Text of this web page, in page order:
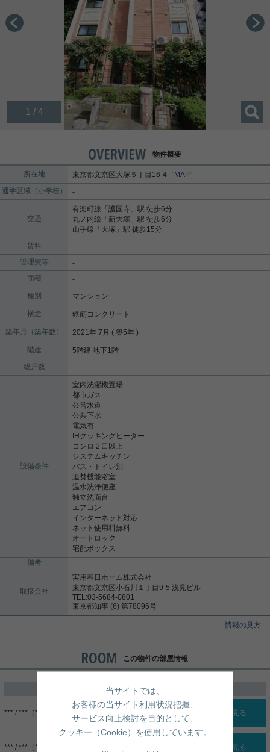
1 / 4
物件概要
所在地 東京都文京区大塚 ５丁目16-4 ［MAP］
通学区域（小学校）
-
交通
有楽町線 「護国寺 」駅 徒歩6分
丸ノ内線 「新大塚 」駅 徒歩6分
山手線 「大塚 」駅 徒歩15分
賃料
-
管理費等
-
面積
-
種別
マンション
構造 鉄筋コンクリート
築年月（築年数） 2021年 7月 ( 築5年 )
階建
5階建 地下1階
総戸数
-
設備条件
室内洗濯機置場
都市ガス
公営水道
公共下水
電気有
IHクッキングヒーター
コンロ２口以上
システムキッチン
バス・トイレ別
追焚機能浴室
温水洗浄便座
独立洗面台
エアコン
インターネット対応
ネット使用料無料
オートロック
宅配ボックス
備考
取扱会社
実用春日ホーム株式会社
東京都文京区小石川１丁目9-5 浅見ビル
TEL:03-5684-0801
東京都知事 (6) 第78096号
情報の見方
この物件の部屋情報
過去に掲載したお部屋
*** / ***（***） 詳細を見る
*** / ***（***） 詳細を見る
当サイトでは、
お客様の当サイト利用状況把握、
サービス向上検討を目的として、
クッキー（Cookie）を使用しています。